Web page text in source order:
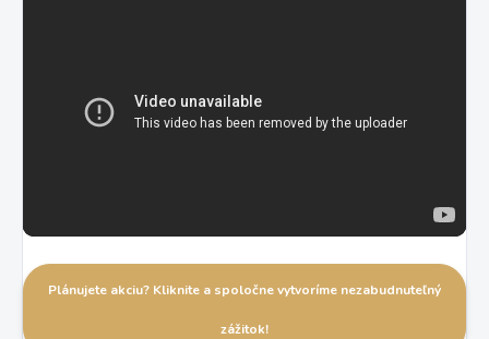
Plánujete akciu? Kliknite a spoločne vytvoríme nezabudnuteľný
zážitok!